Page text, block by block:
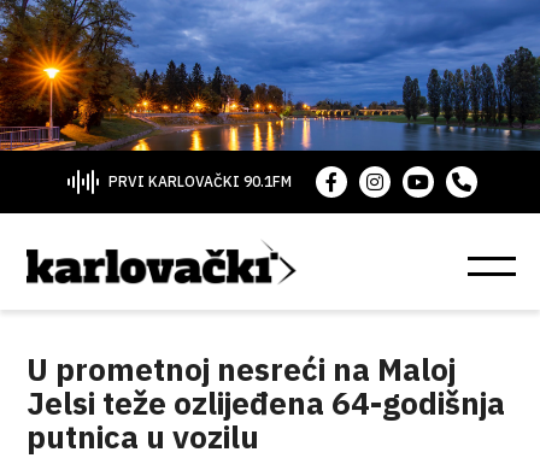
PRVI KARLOVAČKI 90.1FM
U prometnoj nesreći na Maloj
Jelsi teže ozlijeđena 64-godišnja
putnica u vozilu